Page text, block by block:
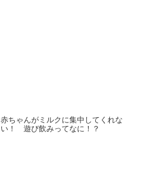
赤ちゃんがミルクに集中してくれな
い！ 遊び飲みってなに！？